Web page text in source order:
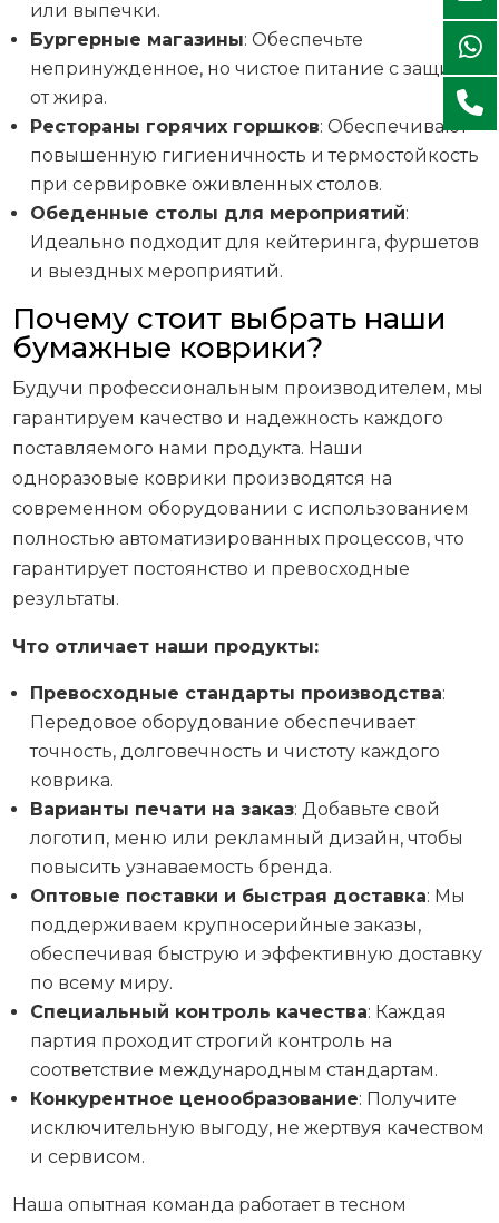
или выпечки.
Бургерные магазины: Обеспечьте
непринужденное, но чистое питание с защитой
от жира.
Рестораны горячих горшков: Обеспечивают
повышенную гигиеничность и термостойкость
при сервировке оживленных столов.
Обеденные столы для мероприятий:
Идеально подходит для кейтеринга, фуршетов
и выездных мероприятий.
Почему стоит выбрать наши
бумажные коврики?
Будучи профессиональным производителем, мы
гарантируем качество и надежность каждого
поставляемого нами продукта. Наши
одноразовые коврики производятся на
современном оборудовании с использованием
полностью автоматизированных процессов, что
гарантирует постоянство и превосходные
результаты.
Что отличает наши продукты:
Превосходные стандарты производства:
Передовое оборудование обеспечивает
точность, долговечность и чистоту каждого
коврика.
Варианты печати на заказ: Добавьте свой
логотип, меню или рекламный дизайн, чтобы
повысить узнаваемость бренда.
Оптовые поставки и быстрая доставка: Мы
поддерживаем крупносерийные заказы,
обеспечивая быструю и эффективную доставку
по всему миру.
Специальный контроль качества: Каждая
партия проходит строгий контроль на
соответствие международным стандартам.
Конкурентное ценообразование: Получите
исключительную выгоду, не жертвуя качеством
и сервисом.
Наша опытная команда работает в тесном